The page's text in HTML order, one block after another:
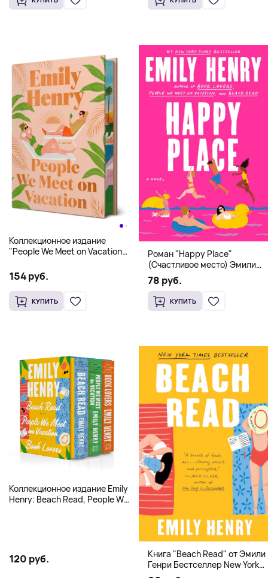
Коллекционное издание
"People We Meet on Vacation"
Hardcover
154 руб.
КУПИТЬ
Роман "Happy Place"
(Счастливое место) Эмили
Генри | Твердый переплет
78 руб.
КУПИТЬ
Коллекционное издание Emily
Henry: Beach Read, People We
120 руб.
Книга "Beach Read" от Эмили
Генри Бестселлер New York
Times